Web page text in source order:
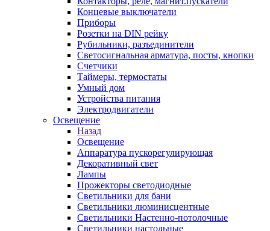
Концевые выключатели
Приборы
Розетки на DIN рейку
Рубильники, разъединители
Светосигнальная арматура, посты, кнопки
Счетчики
Таймеры, термостаты
Умный дом
Устройства питания
Электродвигатели
Освещение
Назад
Освещение
Аппаратура пускорегулирующая
Декоративный свет
Лампы
Прожекторы светодиодные
Светильники для бани
Светильники люминисцентные
Светильники Настенно-потолочные
Светильники настольные